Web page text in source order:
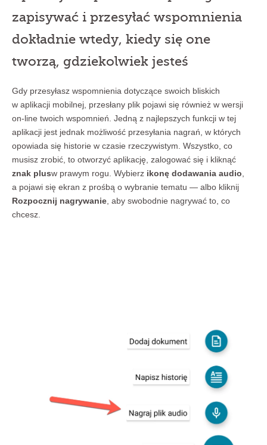
zapisywać i przesyłać wspomnienia
dokładnie wtedy, kiedy się one
tworzą, gdziekolwiek jesteś
Gdy przesyłasz wspomnienia dotyczące swoich bliskich
w aplikacji mobilnej, przesłany plik pojawi się również w wersji
on-line twoich wspomnień. Jedną z najlepszych funkcji w tej
aplikacji jest jednak możliwość przesyłania nagrań, w których
opowiada się historie w czasie rzeczywistym. Wszystko, co
musisz zrobić, to otworzyć aplikację, zalogować się i kliknąć
znak plusw prawym rogu. Wybierz ikonę dodawania audio,
a pojawi się ekran z prośbą o wybranie tematu — albo kliknij
Rozpocznij nagrywanie, aby swobodnie nagrywać to, co
chcesz.